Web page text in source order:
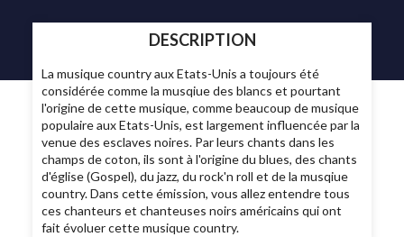
DESCRIPTION
La musique country aux Etats-Unis a toujours été
considérée comme la musqiue des blancs et pourtant
l'origine de cette musique, comme beaucoup de musique
populaire aux Etats-Unis, est largement influencée par la
venue des esclaves noires. Par leurs chants dans les
champs de coton, ils sont à l'origine du blues, des chants
d'église (Gospel), du jazz, du rock'n roll et de la musqiue
country. Dans cette émission, vous allez entendre tous
ces chanteurs et chanteuses noirs américains qui ont
fait évoluer cette musique country.